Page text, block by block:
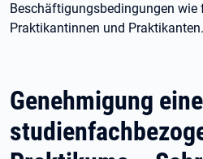
Beschäftigungsbedingungen wie
Praktikantinnen und Praktikanten.
Genehmigung